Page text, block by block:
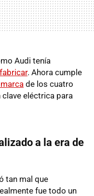
Audi tenía
. Ahora cumple
de los cuatro
eléctrica para
a la era de
tan mal que
fue todo un